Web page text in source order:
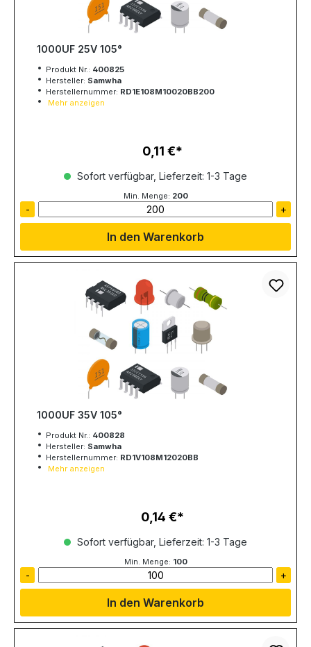
1000UF 25V 105°
Produkt Nr.: 400825
Hersteller: Samwha
Herstellernummer: RD1E108M10020BB200
Mehr anzeigen
Regulärer Preis:
0,11 €
Sofort verfügbar, Lieferzeit: 1-3 Tage
Min. Menge: 200
- +
In den Warenkorb
1000UF 35V 105°
Produkt Nr.: 400828
Hersteller: Samwha
Herstellernummer: RD1V108M12020BB
Mehr anzeigen
Regulärer Preis:
0,14 €
Sofort verfügbar, Lieferzeit: 1-3 Tage
Min. Menge: 100
- +
In den Warenkorb